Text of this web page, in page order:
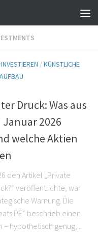
/KÜNSTLICHE
Druck: Was aus
2026
welche Aktien
den Artikel „Private
veröffentlichte, war
Warnung. Die
PE“ beschrieb einen
hypothetisch genug,...